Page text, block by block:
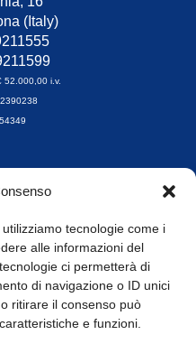
tecnologie come i
alle informazioni del
ci permetterà di
di navigazione o ID unici
ritirare il consenso può
e funzioni.
(Italy)
52.000,00 i.v.
17.30
riservati